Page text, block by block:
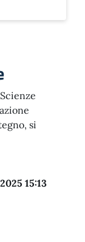
si
15:13